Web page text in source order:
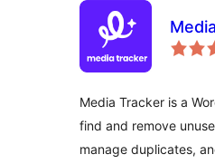
Media Tracker is a
find and remove
manage duplicates,